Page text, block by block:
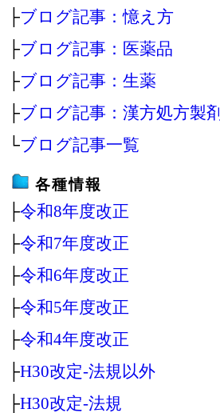
├ブログ記事：憶え方
├ブログ記事：医薬品
├ブログ記事：生薬
├ブログ記事：漢方処方製剤
└ブログ記事一覧
各種情報
├令和8年度改正
├令和7年度改正
├令和6年度改正
├令和5年度改正
├令和4年度改正
├H30改定‐法規以外
├H30改定‐法規